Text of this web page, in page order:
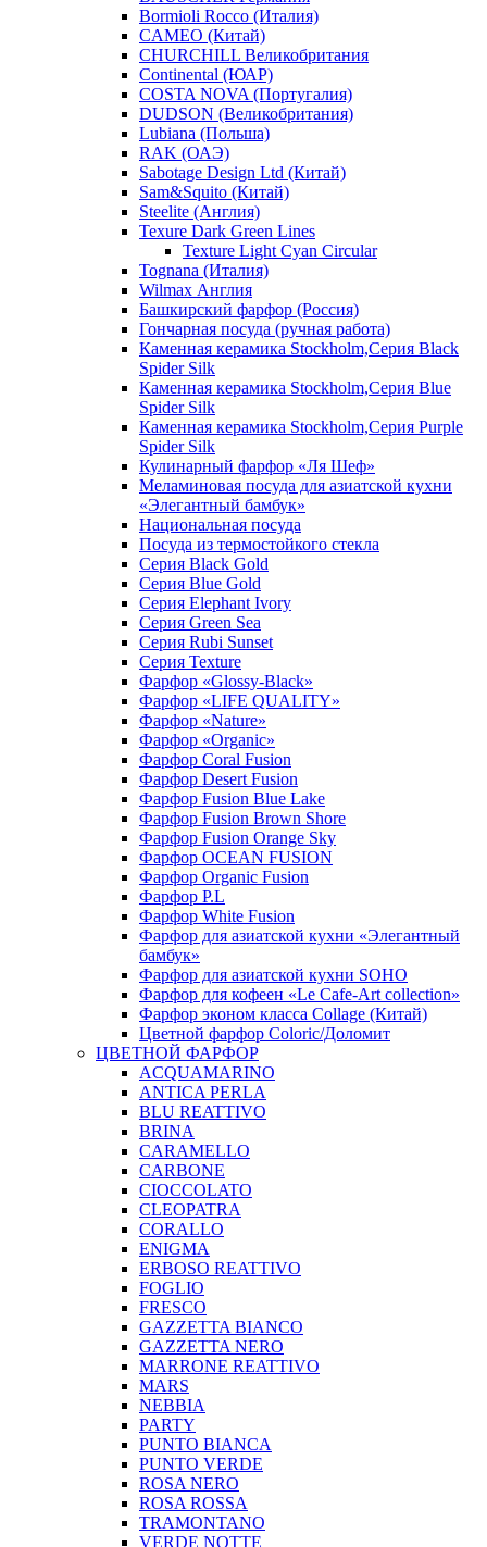
Bormioli Rocco (Италия)
CAMEO (Китай)
CHURCHILL Великобритания
Continental (ЮАР)
COSTA NOVA (Португалия)
DUDSON (Великобритания)
Lubiana (Польша)
RAK (ОАЭ)
Sabotage Design Ltd (Китай)
Sam&Squito (Китай)
Steelite (Англия)
Texure Dark Green Lines
Texture Light Cyan Circular
Tognana (Италия)
Wilmax Англия
Башкирский фарфор (Россия)
Гончарная посуда (ручная работа)
Каменная керамика Stockholm,Серия Black
Spider Silk
Каменная керамика Stockholm,Серия Blue
Spider Silk
Каменная керамика Stockholm,Серия Purple
Spider Silk
Кулинарный фарфор «Ля Шеф»
Меламиновая посуда для азиатской кухни
«Элегантный бамбук»
Национальная посуда
Посуда из термостойкого стекла
Серия Black Gold
Серия Blue Gold
Серия Elephant Ivory
Серия Green Sea
Серия Rubi Sunset
Серия Texture
Фарфор «Glossy-Black»
Фарфор «LIFE QUALITY»
Фарфор «Nature»
Фарфор «Organic»
Фарфор Coral Fusion
Фарфор Desert Fusion
Фарфор Fusion Blue Lake
Фарфор Fusion Brown Shore
Фарфор Fusion Orange Sky
Фарфор OCEAN FUSION
Фарфор Organic Fusion
Фарфор P.L
Фарфор White Fusion
Фарфор для азиатской кухни «Элегантный
бамбук»
Фарфор для азиатской кухни SOHO
Фарфор для кофеен «Le Cafe-Art collection»
Фарфор эконом класса Collage (Китай)
Цветной фарфор Coloric/Доломит
ЦВЕТНОЙ ФАРФОР
ACQUAMARINO
ANTICA PERLA
BLU REATTIVO
BRINA
CARAMELLO
CARBONE
CIOCCOLATO
CLEOPATRA
CORALLO
ENIGMA
ERBOSO REATTIVO
FOGLIO
FRESCO
GAZZETTA BIANCO
GAZZETTA NERO
MARRONE REATTIVO
MARS
NEBBIA
PARTY
PUNTO BIANCA
PUNTO VERDE
ROSA NERO
ROSA ROSSA
TRAMONTANO
VERDE NOTTE